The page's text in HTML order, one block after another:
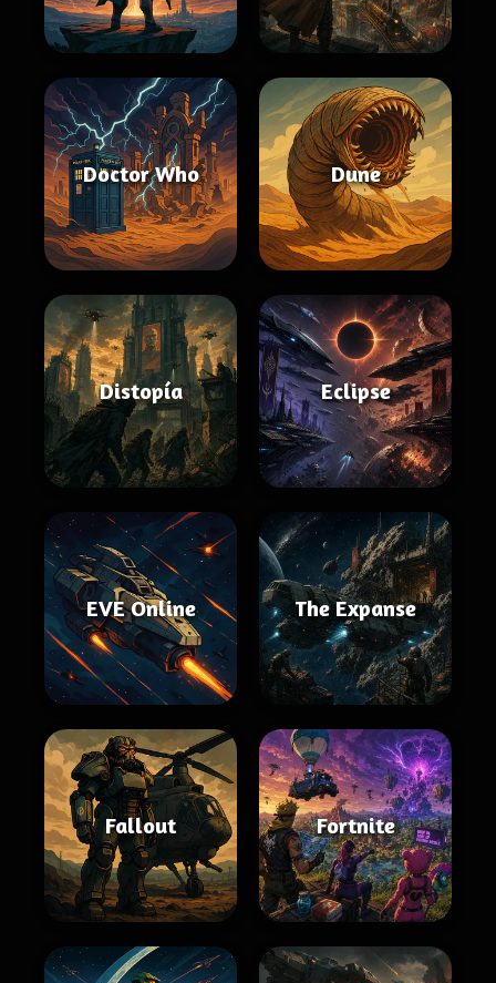
Doctor Who Dune
Distopía Eclipse
EVE Online The Expanse
Fallout Fortnite